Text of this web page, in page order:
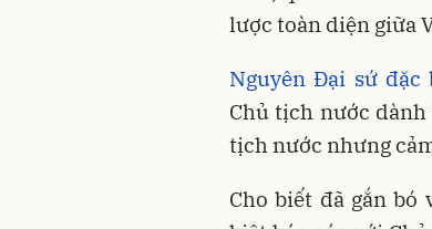
lược toàn diện giữa
Nguyên Đại sứ đặc
Chủ tịch nước
tịch nước nhưng
Cho biết đã gắn bó